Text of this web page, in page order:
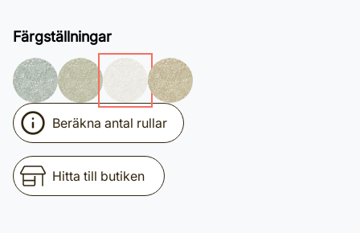
Färgställningar
Beräkna antal rullar
Hitta till butiken